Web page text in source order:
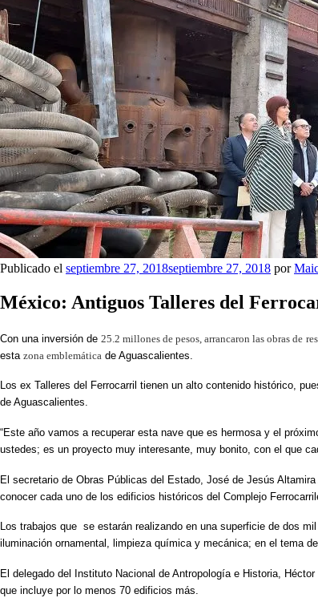
Publicado el septiembre 27, 2018septiembre 27, 2018 por
México: Antiguos Talleres del
Con una inversión de 25.2 millones de pesos, arrancaron las obras de
esta zona emblemática de Aguascalientes.
Los ex Talleres del Ferrocarril tienen un alto contenido histórico,
de Aguascalientes.
“Este año vamos a recuperar esta nave que es hermosa y el
ustedes; es un proyecto muy interesante, muy bonito, con el que
El secretario de Obras Públicas del Estado, José de Jesús
conocer cada uno de los edificios históricos del Complejo
Los trabajos que se estarán realizando en una superficie de dos
iluminación ornamental, limpieza química y mecánica; en el tema
El delegado del Instituto Nacional de Antropología e Historia,
que incluye por lo menos 70 edificios más.